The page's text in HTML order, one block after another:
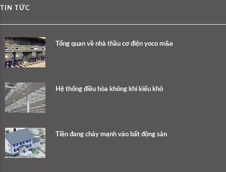
TIN TỨC
Tổng quan về nhà thầu cơ điện yoco m&e
Hệ thống điều hòa không khí kiểu khô
Tiền đang chảy mạnh vào bất động sản